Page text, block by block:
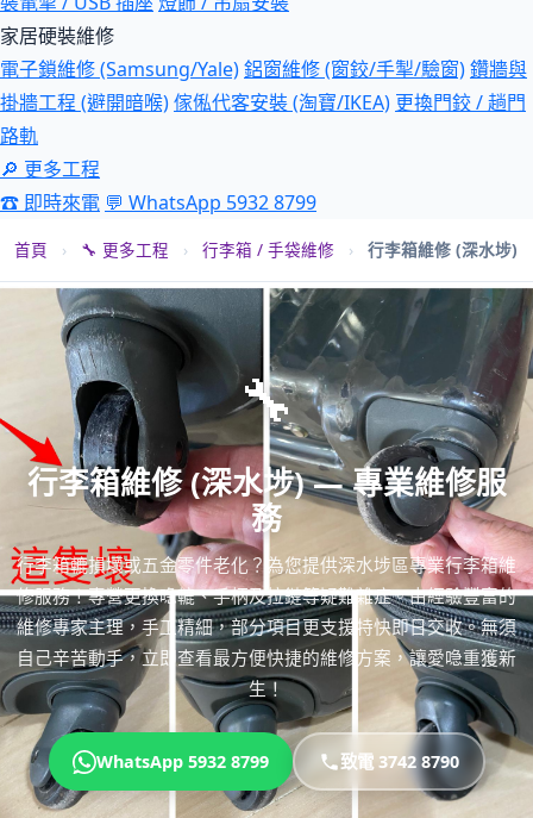
家居硬裝維修
電子鎖維修 (Samsung/Yale)鋁窗維修 (窗鉸/手掣/驗窗)鑽牆與
掛牆工程 (避開暗喉)傢俬代客安裝 (淘寶/IKEA) 更換門鉸 / 趟門
路軌
🔎 更多工程
☎ 即時來電 💬 WhatsApp 5932 8799
首頁 › 🔧 更多工程 › 行李箱 / 手袋維修 › 行李箱維修 (深水埗)
🔧
行李箱維修 (深水埗) — 專業維修服
務
行李箱轆損壞或五金零件老化？為您提供深水埗區專業行李箱維
修服務！專營更換喼轆、手柄及拉鏈等疑難雜症。由經驗豐富的
維修專家主理，手工精細，部分項目更支援特快即日交收。無須
自己辛苦動手，立即查看最方便快捷的維修方案，讓愛喼重獲新
生！
WhatsApp 5932 8799 致電 3742 8790